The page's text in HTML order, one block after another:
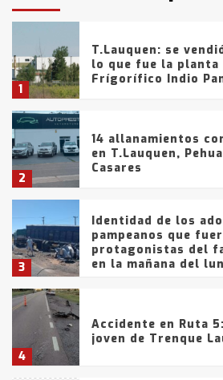
tarde del sábado
1
T.Lauquen: se
lo que fue la
Frígorífico Indio
2
14 allanamientos
en T.Lauquen,
Casares
3
Identidad de los
pampeanos que
protagonistas del
en la mañana del
4
Accidente en Ruta
joven de Trenque